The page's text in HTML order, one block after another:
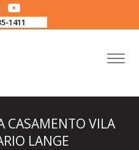
1411
CASAMENTO VILA
LANGE